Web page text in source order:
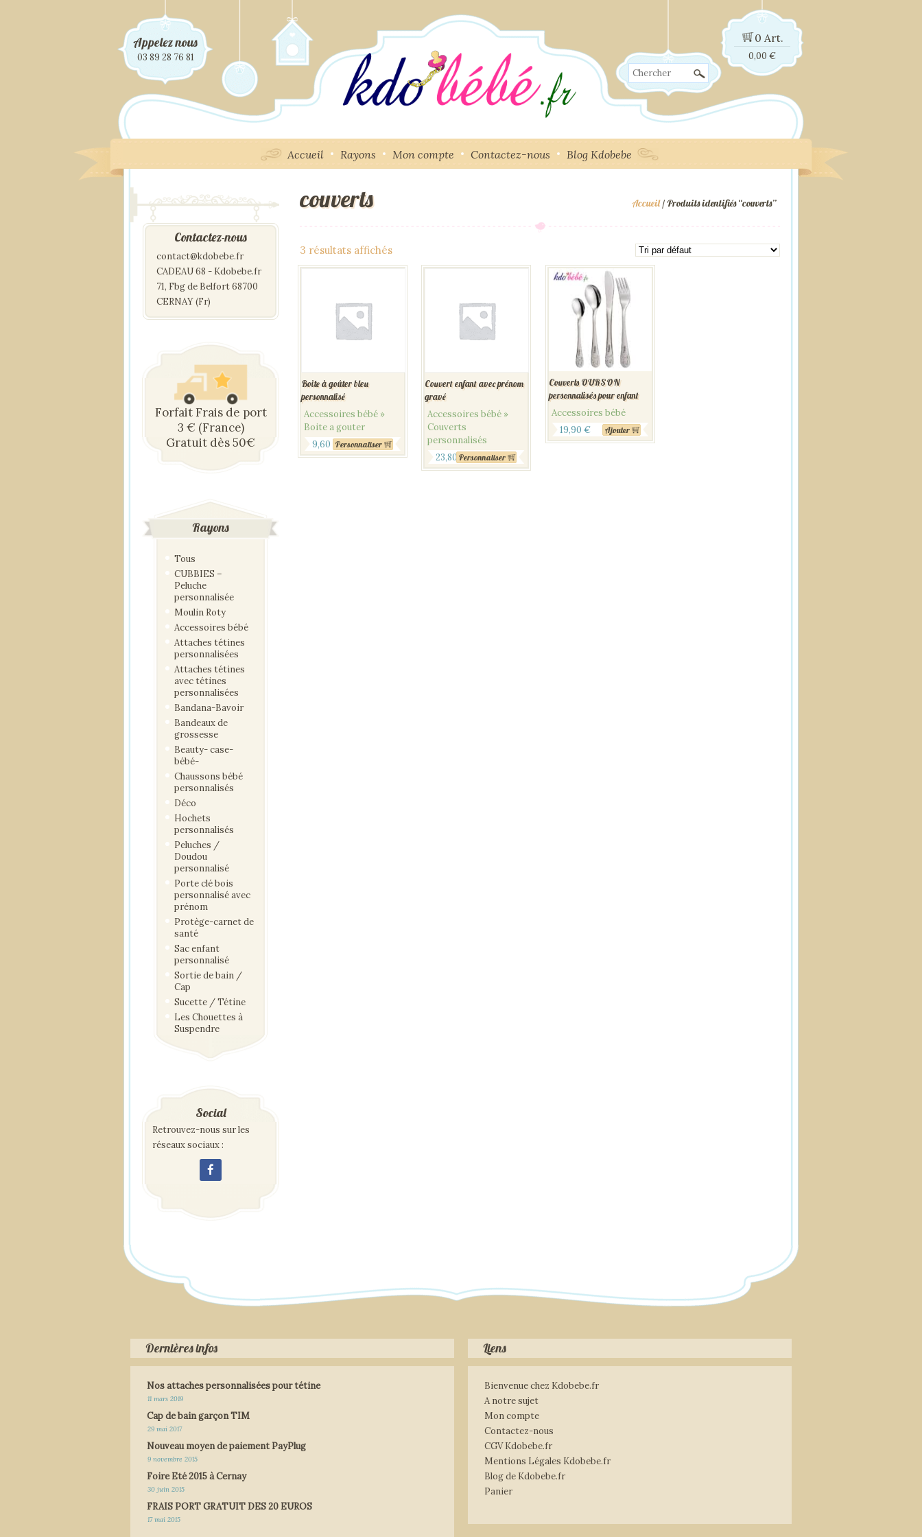
Appelez nous
03 89 28 76 81
Chercher
0 Art.
0,00 €
Accueil Rayons Mon compte Contactez-nous Blog Kdobebe
Accueil/ Produits identifiés “couverts”
couverts
3 résultats affichés
Boite à goûter bleu
personnalisé
Accessoires bébé »
Boite a gouter
9,60 €
Personnaliser
Couvert enfant avec prénom
gravé
Accessoires bébé »
Couverts
personnalisés
23,80€
Personnaliser
Couverts OURSON
personnalisés pour enfant
Accessoires bébé
19,90 € Ajouter
Contactez-nous
contact@kdobebe.fr
CADEAU 68 - Kdobebe.fr
71, Fbg de Belfort 68700
CERNAY (Fr)
Forfait Frais de port
3 € (France)
Gratuit dès 50€
Rayons
Tous
CUBBIES –
Peluche
personnalisée
Moulin Roty
Accessoires bébé
Attaches tétines
personnalisées
Attaches tétines
avec tétines
personnalisées
Bandana-Bavoir
Bandeaux de
grossesse
Beauty- case-
bébé-
Chaussons bébé
personnalisés
Déco
Hochets
personnalisés
Peluches /
Doudou
personnalisé
Porte clé bois
personnalisé avec
prénom
Protège-carnet de
santé
Sac enfant
personnalisé
Sortie de bain /
Cap
Sucette / Tétine
Les Chouettes à
Suspendre
Social
Retrouvez-nous sur les
réseaux sociaux :
Dernières infos
Nos attaches personnalisées pour tétine
11 mars 2019
Cap de bain garçon TIM
29 mai 2017
Nouveau moyen de paiement PayPlug
9 novembre 2015
Foire Eté 2015 à Cernay
30 juin 2015
FRAIS PORT GRATUIT DES 20 EUROS
17 mai 2015
Liens
Bienvenue chez Kdobebe.fr
A notre sujet
Mon compte
Contactez-nous
CGV Kdobebe.fr
Mentions Légales Kdobebe.fr
Blog de Kdobebe.fr
Panier